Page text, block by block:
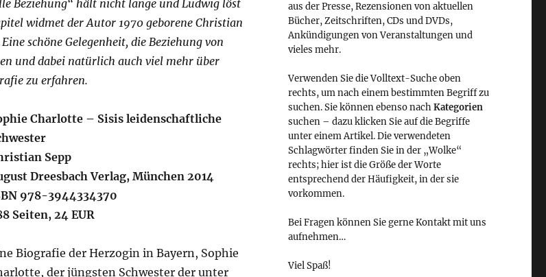
Beziehung“ hält nicht lange und Ludwig löst
widmet der Autor 1970 geborene Christian
schöne Gelegenheit, die Beziehung von
und dabei natürlich auch viel mehr über
zu erfahren.
Charlotte – Sisis leidenschaftliche
Sepp
Dreesbach Verlag, München 2014
978-3944334370
Seiten, 24 EUR
Biografie der Herzogin in Bayern, Sophie
der jüngsten Schwester der unter
aus der Presse, Rezensionen von aktuellen
Bücher, Zeitschriften, CDs und DVDs,
Ankündigungen von Veranstaltungen und
vieles mehr.
Verwenden Sie die Volltext-Suche oben
rechts, um nach einem bestimmten Begriff zu
suchen. Sie können ebenso nachKategorien
suchen – dazu klicken Sie auf die Begriffe
unter einem Artikel. Die verwendeten
Schlagwörter finden Sie in der „Wolke“
rechts; hier ist die Größe der Worte
entsprechend der Häufigkeit, in der sie
vorkommen.
Bei Fragen können Sie gerne Kontakt mit uns
aufnehmen…
Viel Spaß!